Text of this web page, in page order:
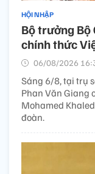
HỘI NHẬP
Bộ trưởng
chính thức
06/08/2026
Sáng 6/8, tại trụ
Phan Văn Giang
Mohamed
đoàn.